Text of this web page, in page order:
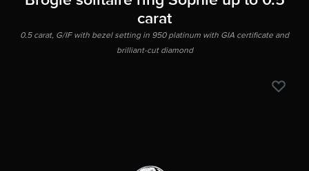
carat
0.5 carat, G/IF with bezel setting in 950 platinum with GIA certificate and
brilliant-cut diamond